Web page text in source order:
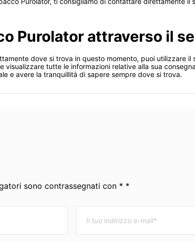
Purolator attraverso il
dove si trova in questo momento, puoi utilizzare
tutte le informazioni relative alla sua
e avere la tranquillità di sapere sempre dove si trova.
sono contrassegnati con * *